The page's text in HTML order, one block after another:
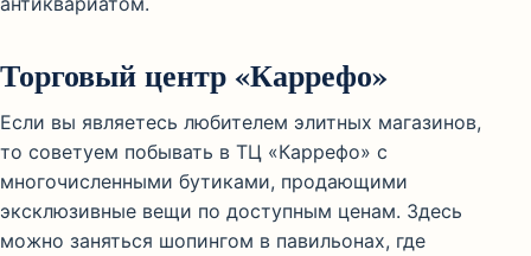
Торговый центр «Каррефо»
Если вы являетесь любителем элитных магазинов,
то советуем побывать в ТЦ «Каррефо» с
многочисленными бутиками, продающими
эксклюзивные вещи по доступным ценам. Здесь
можно заняться шопингом в павильонах, где